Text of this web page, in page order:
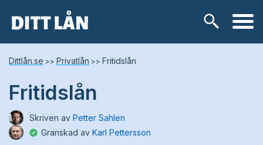
Lånetyper
Snabblån
Kontokredit
Dittlån.se >> Privatlån >> Fritidslån
Fritidslån
Skriven av Petter Sahlen
Granskad av Karl Pettersson